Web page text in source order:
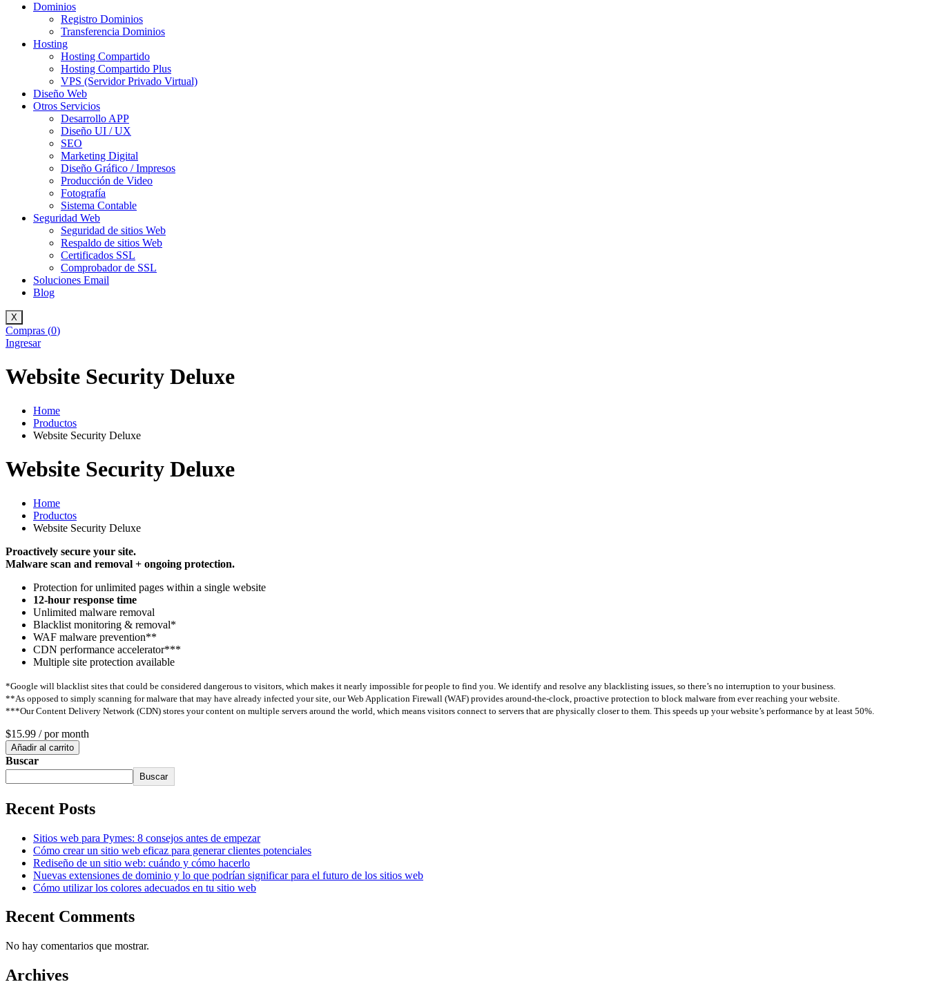
Dominios
Registro Dominios
Transferencia Dominios
Hosting
Hosting Compartido
Hosting Compartido Plus
VPS (Servidor Privado Virtual)
Diseño Web
Otros Servicios
Desarrollo APP
Diseño UI / UX
SEO
Marketing Digital
Diseño Gráfico / Impresos
Producción de Video
Fotografía
Sistema Contable
Seguridad Web
Seguridad de sitios Web
Respaldo de sitios Web
Certificados SSL
Comprobador de SSL
Soluciones Email
Blog
X
Compras (0)
Ingresar
Website Security Deluxe
Home
Productos
Website Security Deluxe
Website Security Deluxe
Home
Productos
Website Security Deluxe
Proactively secure your site.
Malware scan and removal + ongoing protection.
Protection for unlimited pages within a single website
12-hour response time
Unlimited malware removal
Blacklist monitoring & removal*
WAF malware prevention**
CDN performance accelerator***
Multiple site protection available
*Google will blacklist sites that could be considered dangerous to visitors, which makes it nearly impossible for people to find you. We identify and resolve any blacklisting issues, so there’s no interruption to your business.
**As opposed to simply scanning for malware that may have already infected your site, our Web Application Firewall (WAF) provides around-the-clock, proactive protection to block malware from ever reaching your website.
***Our Content Delivery Network (CDN) stores your content on multiple servers around the world, which means visitors connect to servers that are physically closer to them. This speeds up your website’s performance by at least 50%.
$15.99 / por month
Añadir al carrito
Buscar
Buscar
Recent Posts
Sitios web para Pymes: 8 consejos antes de empezar
Cómo crear un sitio web eficaz para generar clientes potenciales
Rediseño de un sitio web: cuándo y cómo hacerlo
Nuevas extensiones de dominio y lo que podrían significar para el futuro de los sitios web
Cómo utilizar los colores adecuados en tu sitio web
Recent Comments
No hay comentarios que mostrar.
Archives